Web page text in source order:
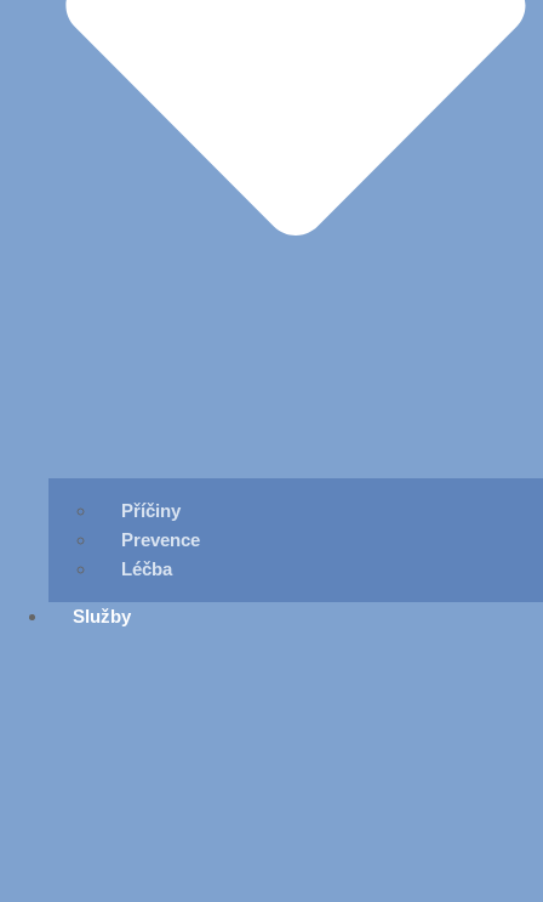
Příčiny
Prevence
Léčba
Služby